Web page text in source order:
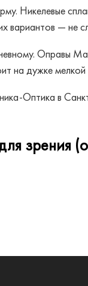
Никелевые
— не
Оправы
на дужке мелкой
Оптика в
зрения